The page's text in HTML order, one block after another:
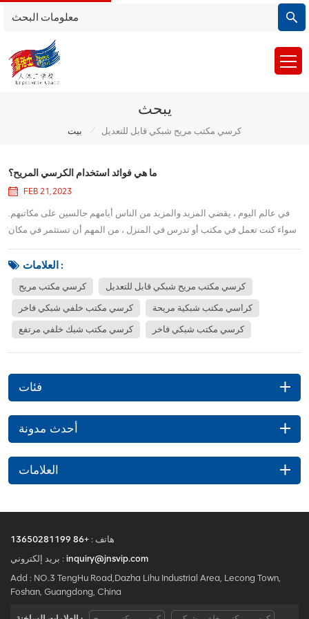
يبحث
بيت / كرسي مكتب مريح شبكي قابل للتعديل
ما هي فوائد استخدام الكرسي المريح؟
FEB 21, 2023
في عالم اليوم ، يقضي المزيد والمزيد من الناس أيامهم جالسين على مكاتبهم.
سواء كنت تعمل في مكتب أو تدرس في المنزل ، من المهم أن تستثمر في مكان
ولكن يمكنه أيضًا المساعدة في منع المشكلات الصحية طويلة المدى. إذن ، ما هو
بالضبط كرسي المك...
العلامات :
كرسي مكتب مريح كرسي مكتب مريح شبكي قابل للتعديل
كرسي مكتب خلفي شبكي فاخر كراسي مكتب شبكية مريحة
كرسي مكتب شبك خلفي مرتفع كرسي مكتب شبكي فاخر
فئات
أحدث مدونة
العلامات
هاتف : +86 13650281199
بريد إلكتروني : inquiry@jnsvip.com
Add : NO.3 TengHu Road,Dazha Lihu Industrial Area, Lecong Town,
Foshan, Guangdong, China